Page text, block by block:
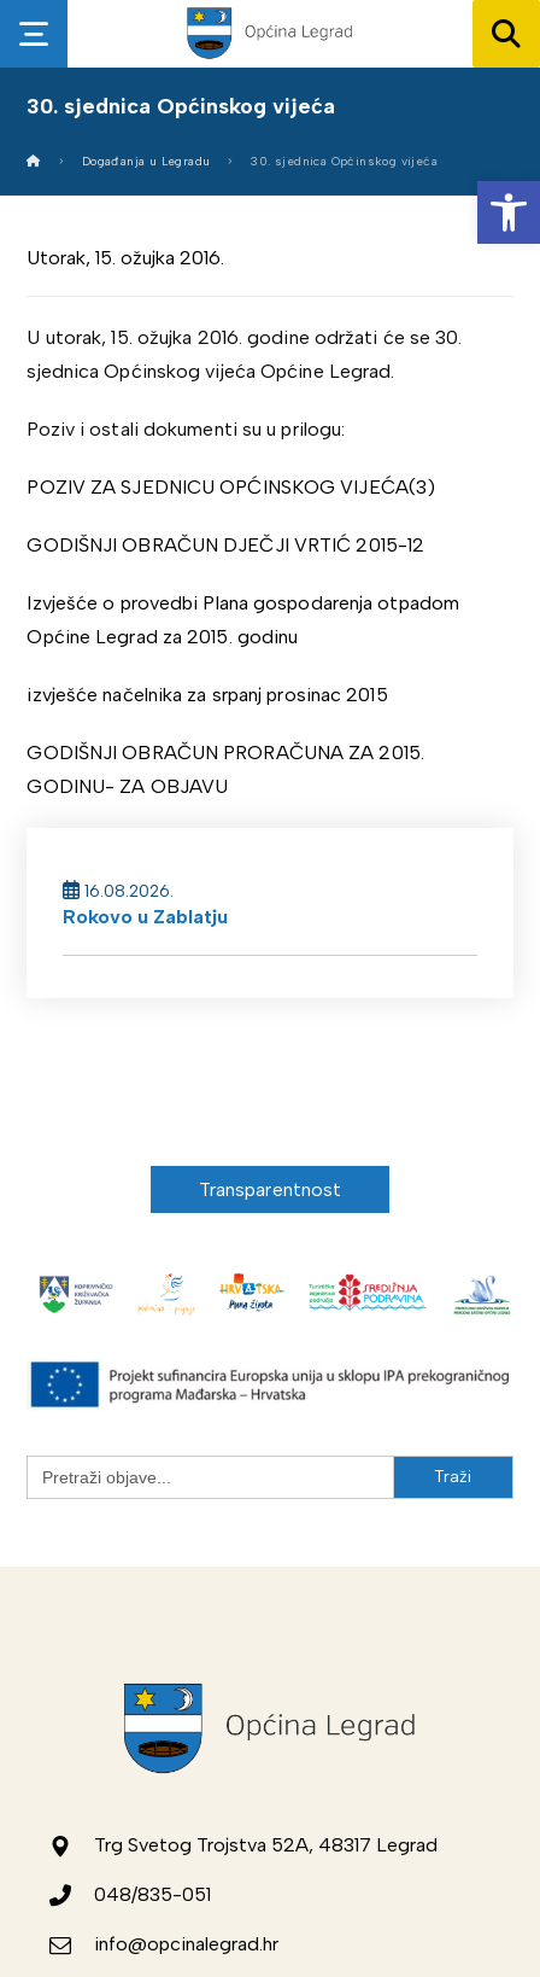
30. sjednica Općinskog vijeća
Događanja u Legradu 30. sjednica Općinskog vijeća
Utorak, 15. ožujka 2016.
U utorak, 15. ožujka 2016. godine održati će se 30.
sjednica Općinskog vijeća Općine Legrad.
Poziv i ostali dokumenti su u prilogu:
POZIV ZA SJEDNICU OPĆINSKOG VIJEĆA(3)
GODIŠNJI OBRAČUN DJEČJI VRTIĆ 2015-12
Izvješće o provedbi Plana gospodarenja otpadom
Općine Legrad za 2015. godinu
izvješće načelnika za srpanj prosinac 2015
GODIŠNJI OBRAČUN PRORAČUNA ZA 2015.
GODINU- ZA OBJAVU
16.08.2026.
Rokovo u Zablatju
Transparentnost
Search
for:
Trg Svetog Trojstva 52A, 48317 Legrad
048/835-051
info@opcinalegrad.hr